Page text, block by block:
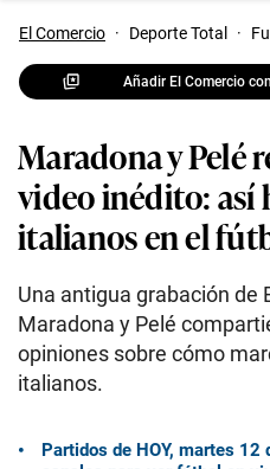
El Comercio · Deporte Total ·
Añadir El Comercio
Maradona y Pelé
video inédito: así
italianos en el
Una antigua grabación de
Maradona y Pelé
opiniones sobre cómo
italianos.
Partidos de HOY, martes